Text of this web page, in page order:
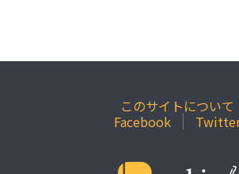
このサイトについて
Facebook